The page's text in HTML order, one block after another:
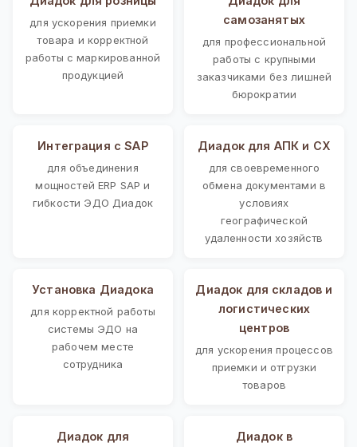
для ускорения приемки
товара и корректной
работы с маркированной
продукцией
самозанятых
для профессиональной
работы с крупными
заказчиками без лишней
бюрократии
Интеграция с SAP
для объединения
мощностей ERP SAP и
гибкости ЭДО Диадок
Диадок для АПК и СХ
для своевременного
обмена документами в
условиях
географической
удаленности хозяйств
Установка Диадока
для корректной работы
системы ЭДО на
рабочем месте
сотрудника
Диадок для складов и
логистических
центров
для ускорения процессов
приемки и отгрузки
товаров
Диадок для
Диадок в